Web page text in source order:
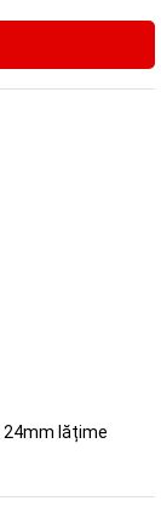
24mm lățime